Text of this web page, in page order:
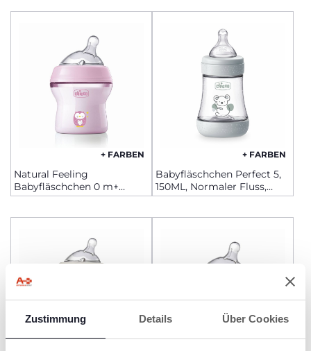
Zustimmung Details Über Cookies
+ FARBEN
Natural Feeling
Babyfläschchen 0 m+
150ml langsamer Fluss
+ FARBEN
Babyfläschchen Perfect 5,
150ML, Normaler Fluss,
Silikon